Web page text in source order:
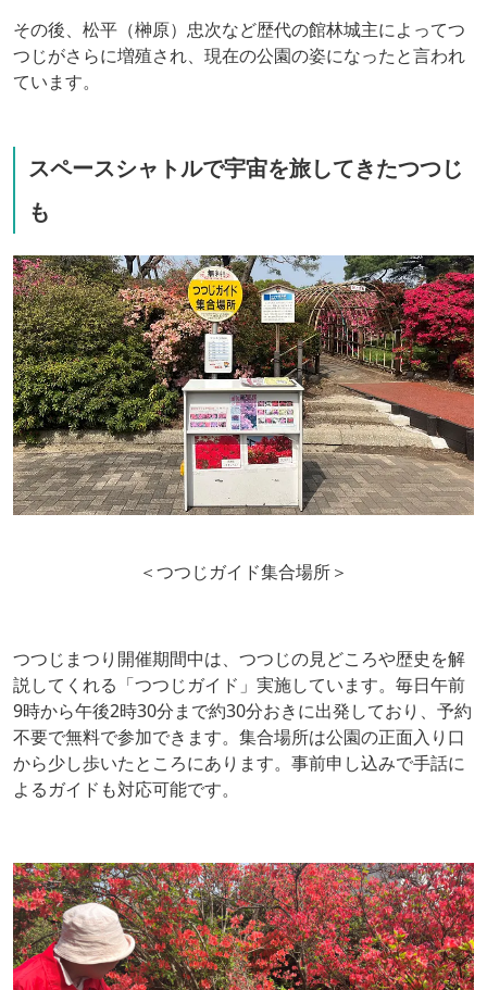
その後、松平（榊原）忠次など歴代の館林城主によってつ
つじがさらに増殖され、現在の公園の姿になったと言われ
ています。
スペースシャトルで宇宙を旅してきたつつじ
も
＜つつじガイド集合場所＞
つつじまつり開催期間中は、つつじの見どころや歴史を解
説してくれる「つつじガイド」実施しています。毎日午前
9時から午後2時30分まで約30分おきに出発しており、予約
不要で無料で参加できます。集合場所は公園の正面入り口
から少し歩いたところにあります。事前申し込みで手話に
よるガイドも対応可能です。